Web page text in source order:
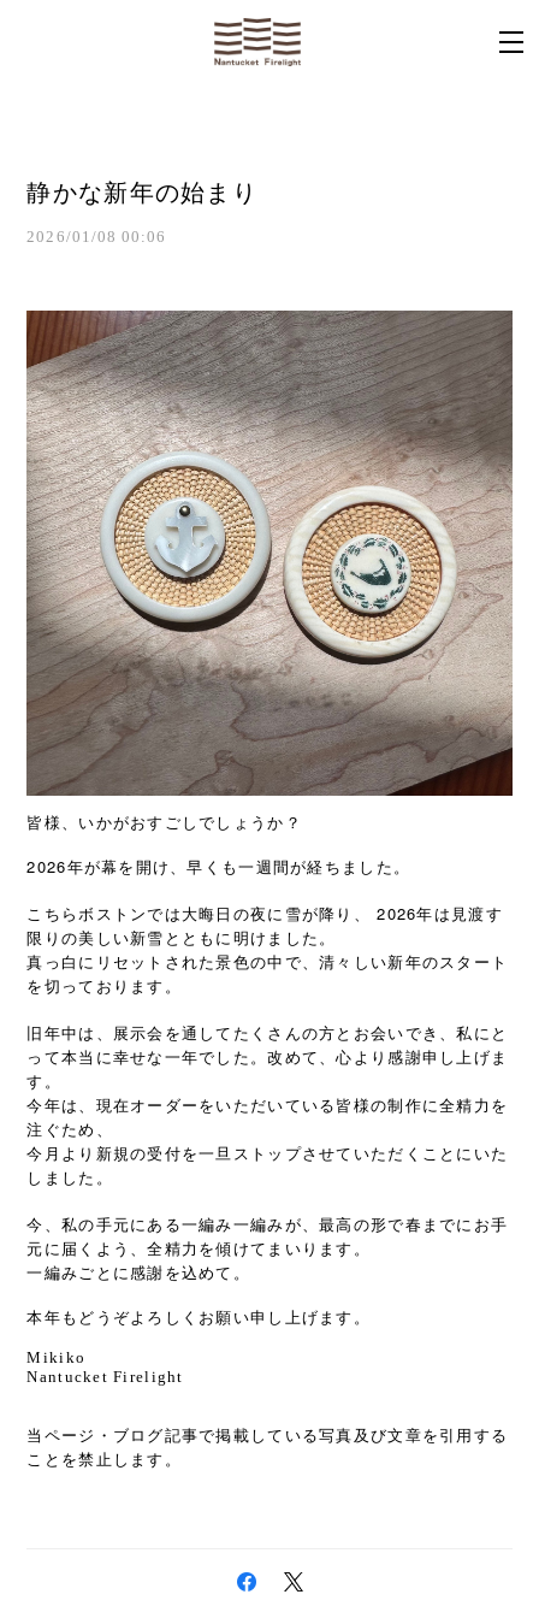
静かな新年の始まり
2026/01/08 00:06
皆様、いかがおすごしでしょうか？
2026年が幕を開け、早くも一週間が経ちました。
こちらボストンでは大晦日の夜に雪が降り、 2026年は見渡す
限りの美しい新雪とともに明けました。
真っ白にリセットされた景色の中で、清々しい新年のスタート
を切っております。
旧年中は、展示会を通してたくさんの方とお会いでき、私にと
って本当に幸せな一年でした。改めて、心より感謝申し上げま
す。
今年は、現在オーダーをいただいている皆様の制作に全精力を
注ぐため、
今月より新規の受付を一旦ストップさせていただくことにいた
しました。
今、私の手元にある一編み一編みが、最高の形で春までにお手
元に届くよう、全精力を傾けてまいります。
一編みごとに感謝を込めて。
本年もどうぞよろしくお願い申し上げます。
Mikiko
Nantucket Firelight
当ページ・ブログ記事で掲載している写真及び文章を引用する
ことを禁止します。